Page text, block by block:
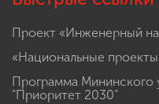
Проект «Инженерный
«Национальные
Программа Мининского
"Приоритет 2030"